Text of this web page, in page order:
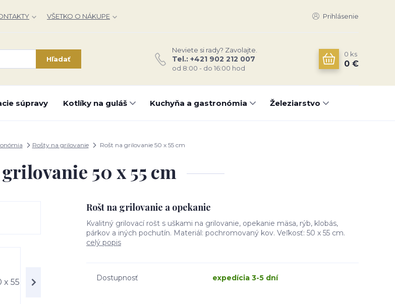
VŠETKO O NÁKUPE Prihlásenie
Hľadať
Neviete si rady? Zavolajte.
Tel.: +421 902 212 007
od 8:00 - do 16:00 hod
0 ks
0 €
súpravy Kotlíky na guláš Kuchyňa a gastronómia Železiarstvo
Rošty na grilovanie Rošt na grilovanie 50 x 55 cm
50 x 55 cm
Rošt na grilovanie a opekanie
Kvalitný grilovací rošt s uškami na grilovanie, opekanie mäsa, rýb, klobás,
párkov a iných pochutín. Materiál: pochromovaný kov. Veľkosť: 50 x 55 cm.
celý popis
Dostupnosť expedícia 3-5 dní